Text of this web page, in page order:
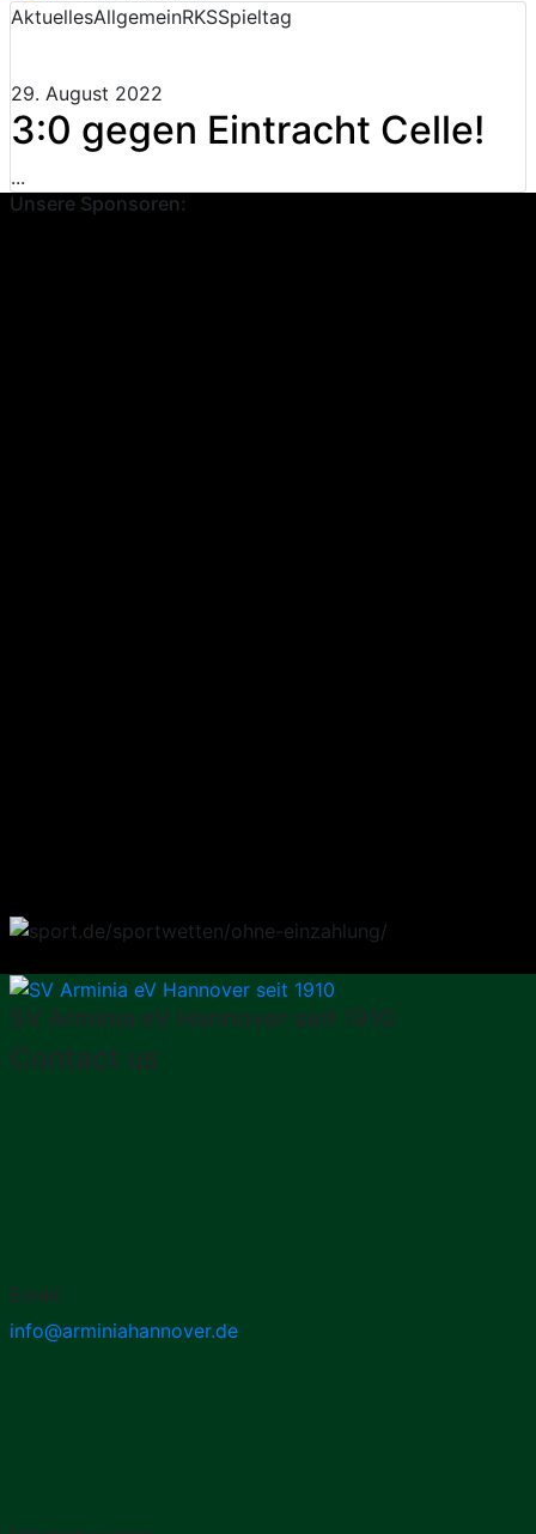
AktuellesAllgemeinRKSSpieltag
29. August 2022
3:0 gegen Eintracht Celle!
...
Unsere Sponsoren:
SV Arminia eV Hannover seit 1910
Contact us
Email:
info@arminiahannover.de